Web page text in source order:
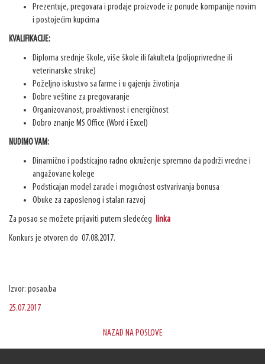
Prezentuje, pregovara i prodaje proizvode iz ponude kompanije novim
i postojećim kupcima
KVALIFIKACIJE:
Diploma srednje škole, više škole ili fakulteta (poljoprivredne ili
veterinarske struke)
Poželjno iskustvo sa farme i u gajenju životinja
Dobre veštine za pregovaranje
Organizovanost, proaktivnost i energičnost
Dobro znanje MS Office (Word i Excel)
NUDIMO VAM:
Dinamično i podsticajno radno okruženje spremno da podrži vredne i
angažovane kolege
Podsticajan model zarade i mogućnost ostvarivanja bonusa
Obuke za zaposlenog i stalan razvoj
Za posao se možete prijaviti putem sledećeg linka
Konkurs je otvoren do 07.08.2017.
Izvor: posao.ba
25.07.2017
NAZAD NA POSLOVE